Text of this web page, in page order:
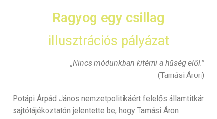
Ragyog egy csillag
illusztrációs pályázat
„Nincs módunkban kitérni a hűség elől.”
(Tamási Áron)
Potápi Árpád János nemzetpolitikáért felelős államtitkár
sajtótájékoztatón jelentette be, hogy Tamási Áron